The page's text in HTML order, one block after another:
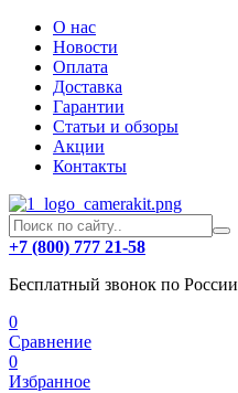
О нас
Новости
Оплата
Доставка
Гарантии
Статьи и обзоры
Акции
Контакты
+7 (800) 777 21-58
Бесплатный звонок по России
0
Сравнение
0
Избранное